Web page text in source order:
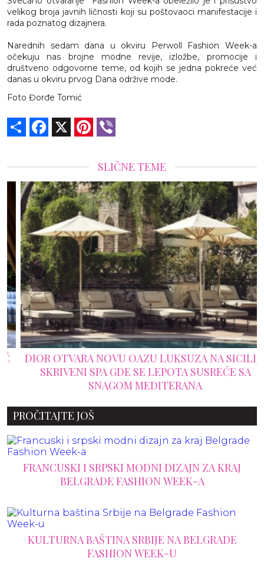
velikog broja javnih ličnosti koji su poštovaoci manifestacije i
rada poznatog dizajnera.
Narednih sedam dana u okviru Perwoll Fashion Week-a
očekuju nas brojne modne revije, izložbe, promocije i
društveno odgovorne teme, od kojih se jedna pokreće već
danas u okviru prvog Dana održive mode.
Foto Đorđe Tomić
Share Facebook Pinterest
SLIČNE TEME
DIOR OTVARA NOVU OAZU LUKSUZA NA SICILIJI:
SKRIVENI SPA GDE SE LEPOTA SUSREĆE SA
SNAGOM MEDITERANA
PROČITAJTE JOŠ
FRANCUSKI I SRPSKI MODNI DIZAJN ZA KRAJ
BELGRADE FASHION WEEK-A
KULTURNA BAŠTINA SRBIJE NA BELGRADE
FASHION WEEK-U